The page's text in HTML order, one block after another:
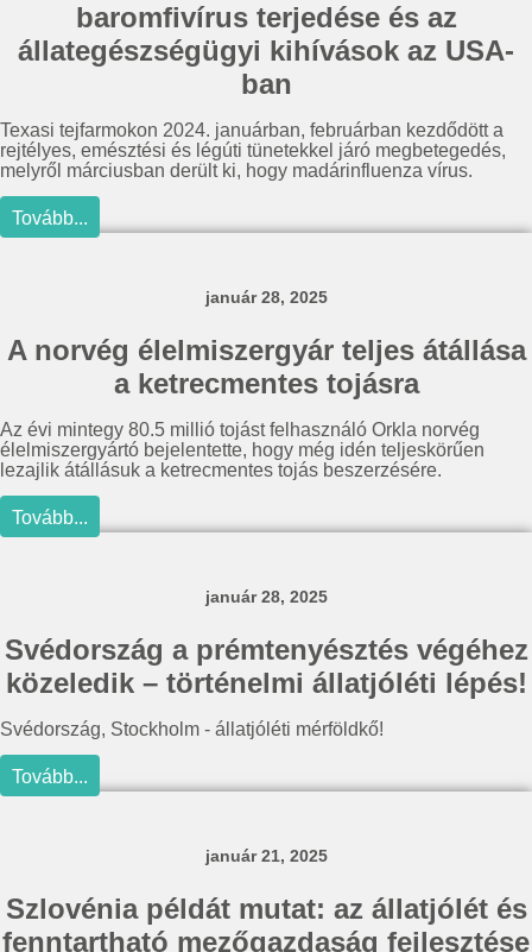
baromfivírus terjedése és az
állategészségügyi kihívások az USA-
ban
Texasi tejfarmokon 2024. januárban, februárban kezdődött a
rejtélyes, emésztési és légúti tünetekkel járó megbetegedés,
melyről márciusban derült ki, hogy madárinfluenza vírus.
Tovább...
január 28, 2025
A norvég élelmiszergyár teljes átállása
a ketrecmentes tojásra
Az évi mintegy 80.5 millió tojást felhasználó Orkla norvég
élelmiszergyártó bejelentette, hogy még idén teljeskörűen
lezajlik átállásuk a ketrecmentes tojás beszerzésére.
Tovább...
január 28, 2025
Svédország a prémtenyésztés végéhez
közeledik – történelmi állatjóléti lépés!
Svédország, Stockholm - állatjóléti mérföldkő!
Tovább...
január 21, 2025
Szlovénia példát mutat: az állatjólét és
fenntartható mezőgazdaság fejlesztése